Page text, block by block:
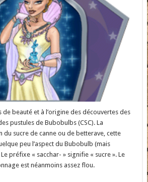
beauté et à l’origine des découvertes des
pustules de Bubobulbs (CSC). La
du sucre de canne ou de betterave, cette
peu l’aspect du Bubobulb (mais
préfixe « sacchar- » signifie « sucre ». Le
est néanmoins assez flou.